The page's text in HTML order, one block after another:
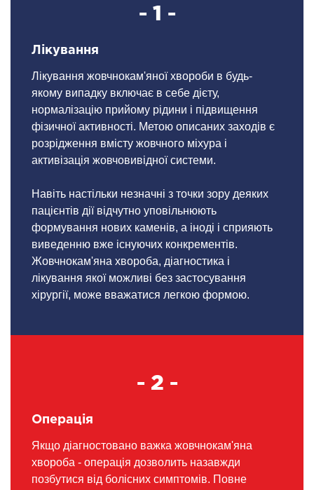
- 1 -
Лікування
Лікування жовчнокам'яної хвороби в будь-
якому випадку включає в себе дієту,
нормалізацію прийому рідини і підвищення
фізичної активності. Метою описаних заходів є
розрідження вмісту жовчного міхура і
активізація жовчовивідної системи.
Навіть настільки незначні з точки зору деяких
пацієнтів дії відчутно уповільнюють
формування нових каменів, а іноді і сприяють
виведенню вже існуючих конкрементів.
Жовчнокам'яна хвороба, діагностика і
лікування якої можливі без застосування
хірургії, може вважатися легкою формою.
- 2 -
Операція
Якщо діагностовано важка жовчнокам'яна
хвороба - операція дозволить назавжди
позбутися від болісних симптомів. Повне